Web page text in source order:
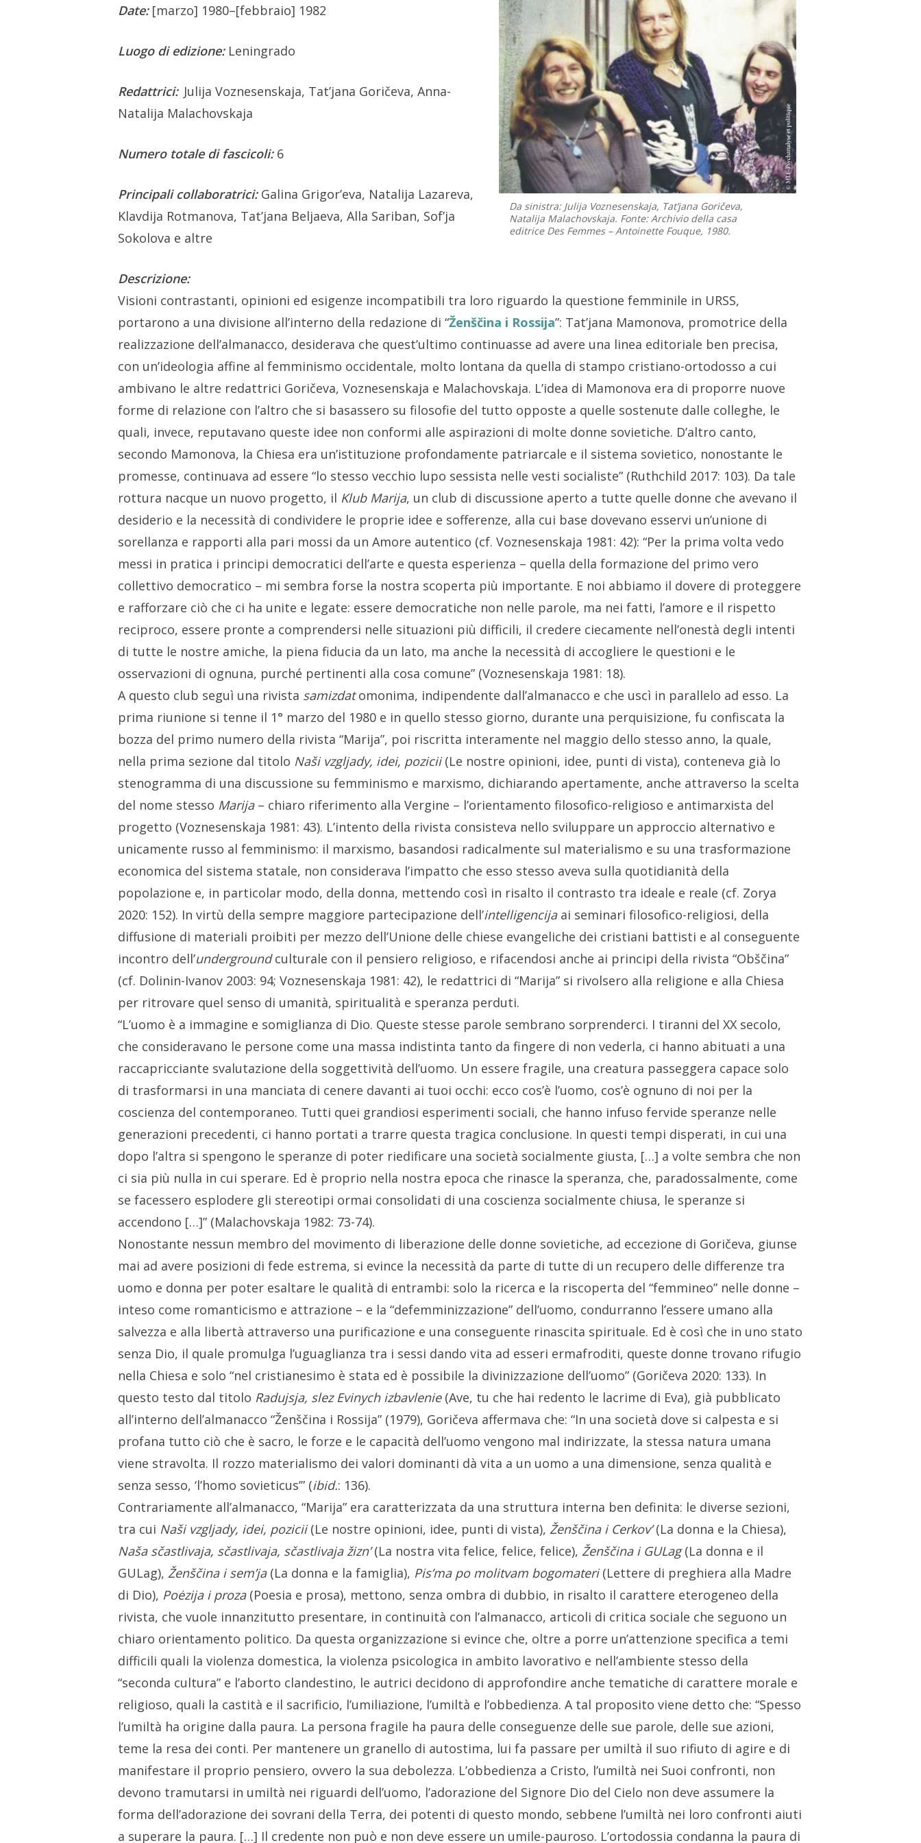
Da sinistra: Julija Voznesenskaja, Tat’jana Goričeva,
Natalija Malachovskaja. Fonte: Archivio della casa
editrice Des Femmes – Antoinette Fouque, 1980.
Date: [marzo] 1980–[febbraio] 1982
Luogo di edizione: Leningrado
Redattrici: Julija Voznesenskaja, Tat’jana Goričeva, Anna-
Natalija Malachovskaja
Numero totale di fascicoli: 6
Principali collaboratrici: Galina Grigor’eva, Natalija Lazareva,
Klavdija Rotmanova, Tat’jana Beljaeva, Alla Sariban, Sof’ja
Sokolova e altre
Descrizione:
Visioni contrastanti, opinioni ed esigenze incompatibili tra loro riguardo la questione femminile in URSS,
portarono a una divisione all’interno della redazione di “Ženščina i Rossija”: Tat’jana Mamonova, promotrice della
realizzazione dell’almanacco, desiderava che quest’ultimo continuasse ad avere una linea editoriale ben precisa,
con un’ideologia affine al femminismo occidentale, molto lontana da quella di stampo cristiano-ortodosso a cui
ambivano le altre redattrici Goričeva, Voznesenskaja e Malachovskaja. L’idea di Mamonova era di proporre nuove
forme di relazione con l’altro che si basassero su filosofie del tutto opposte a quelle sostenute dalle colleghe, le
quali, invece, reputavano queste idee non conformi alle aspirazioni di molte donne sovietiche. D’altro canto,
secondo Mamonova, la Chiesa era un’istituzione profondamente patriarcale e il sistema sovietico, nonostante le
promesse, continuava ad essere “lo stesso vecchio lupo sessista nelle vesti socialiste” (Ruthchild 2017: 103). Da tale
rottura nacque un nuovo progetto, il Klub Marija, un club di discussione aperto a tutte quelle donne che avevano il
desiderio e la necessità di condividere le proprie idee e sofferenze, alla cui base dovevano esservi un’unione di
sorellanza e rapporti alla pari mossi da un Amore autentico (cf. Voznesenskaja 1981: 42): “Per la prima volta vedo
messi in pratica i principi democratici dell’arte e questa esperienza – quella della formazione del primo vero
collettivo democratico – mi sembra forse la nostra scoperta più importante. E noi abbiamo il dovere di proteggere
e rafforzare ciò che ci ha unite e legate: essere democratiche non nelle parole, ma nei fatti, l’amore e il rispetto
reciproco, essere pronte a comprendersi nelle situazioni più difficili, il credere ciecamente nell’onestà degli intenti
di tutte le nostre amiche, la piena fiducia da un lato, ma anche la necessità di accogliere le questioni e le
osservazioni di ognuna, purché pertinenti alla cosa comune” (Voznesenskaja 1981: 18).
A questo club seguì una rivista samizdatomonima, indipendente dall’almanacco e che uscì in parallelo ad esso. La
prima riunione si tenne il 1° marzo del 1980 e in quello stesso giorno, durante una perquisizione, fu confiscata la
bozza del primo numero della rivista “Marija”, poi riscritta interamente nel maggio dello stesso anno, la quale,
nella prima sezione dal titolo Naši vzgljady, idei, pozicii(Le nostre opinioni, idee, punti di vista), conteneva già lo
stenogramma di una discussione su femminismo e marxismo, dichiarando apertamente, anche attraverso la scelta
del nome stesso Marija– chiaro riferimento alla Vergine – l’orientamento filosofico-religioso e antimarxista del
progetto (Voznesenskaja 1981: 43). L’intento della rivista consisteva nello sviluppare un approccio alternativo e
unicamente russo al femminismo: il marxismo, basandosi radicalmente sul materialismo e su una trasformazione
economica del sistema statale, non considerava l’impatto che esso stesso aveva sulla quotidianità della
popolazione e, in particolar modo, della donna, mettendo così in risalto il contrasto tra ideale e reale (cf. Zorya
2020: 152). In virtù della sempre maggiore partecipazione dell’intelligencijaai seminari filosofico-religiosi, della
diffusione di materiali proibiti per mezzo dell’Unione delle chiese evangeliche dei cristiani battisti e al conseguente
incontro dell’underground culturale con il pensiero religioso, e rifacendosi anche ai principi della rivista “Obščina”
(cf. Dolinin-Ivanov 2003: 94; Voznesenskaja 1981: 42), le redattrici di “Marija” si rivolsero alla religione e alla Chiesa
per ritrovare quel senso di umanità, spiritualità e speranza perduti.
“L’uomo è a immagine e somiglianza di Dio. Queste stesse parole sembrano sorprenderci. I tiranni del XX secolo,
che consideravano le persone come una massa indistinta tanto da fingere di non vederla, ci hanno abituati a una
raccapricciante svalutazione della soggettività dell’uomo. Un essere fragile, una creatura passeggera capace solo
di trasformarsi in una manciata di cenere davanti ai tuoi occhi: ecco cos’è l’uomo, cos’è ognuno di noi per la
coscienza del contemporaneo. Tutti quei grandiosi esperimenti sociali, che hanno infuso fervide speranze nelle
generazioni precedenti, ci hanno portati a trarre questa tragica conclusione. In questi tempi disperati, in cui una
dopo l’altra si spengono le speranze di poter riedificare una società socialmente giusta, […] a volte sembra che non
ci sia più nulla in cui sperare. Ed è proprio nella nostra epoca che rinasce la speranza, che, paradossalmente, come
se facessero esplodere gli stereotipi ormai consolidati di una coscienza socialmente chiusa, le speranze si
accendono […]” (Malachovskaja 1982: 73-74).
Nonostante nessun membro del movimento di liberazione delle donne sovietiche, ad eccezione di Goričeva, giunse
mai ad avere posizioni di fede estrema, si evince la necessità da parte di tutte di un recupero delle differenze tra
uomo e donna per poter esaltare le qualità di entrambi: solo la ricerca e la riscoperta del “femmineo” nelle donne –
inteso come romanticismo e attrazione – e la “defemminizzazione” dell’uomo, condurranno l’essere umano alla
salvezza e alla libertà attraverso una purificazione e una conseguente rinascita spirituale. Ed è così che in uno stato
senza Dio, il quale promulga l’uguaglianza tra i sessi dando vita ad esseri ermafroditi, queste donne trovano rifugio
nella Chiesa e solo “nel cristianesimo è stata ed è possibile la divinizzazione dell’uomo” (Goričeva 2020: 133). In
questo testo dal titolo Radujsja, slez Evinych izbavlenie(Ave, tu che hai redento le lacrime di Eva), già pubblicato
all’interno dell’almanacco “Ženščina i Rossija” (1979), Goričeva affermava che:“In una società dove si calpesta e si
profana tutto ciò che è sacro, le forze e le capacità dell’uomo vengono mal indirizzate, la stessa natura umana
viene stravolta. Il rozzo materialismo dei valori dominanti dà vita a un uomo a una dimensione, senza qualità e
senza sesso, ‘l’homo sovieticus’” (ibid.: 136).
Contrariamente all’almanacco, “Marija” era caratterizzata da una struttura interna ben definita: le diverse sezioni,
tra cui Naši vzgljady, idei, pozicii(Le nostre opinioni, idee, punti di vista),Ženščina i Cerkov’ (La donna e la Chiesa),
Naša sčastlivaja, sčastlivaja, sčastlivaja žizn’(La nostra vita felice, felice, felice),Ženščina i GULag (La donna e il
GULag),Ženščina i sem’ja(La donna e la famiglia), Pis’ma po molitvam bogomateri(Lettere di preghiera alla Madre
di Dio), Poėzija i proza (Poesia e prosa), mettono, senza ombra di dubbio, in risalto il carattere eterogeneo della
rivista, che vuole innanzitutto presentare, in continuità con l’almanacco, articoli di critica sociale che seguono un
chiaro orientamento politico. Da questa organizzazione si evince che, oltre a porre un’attenzione specifica a temi
difficili quali la violenza domestica, la violenza psicologica in ambito lavorativo e nell’ambiente stesso della
“seconda cultura” e l’aborto clandestino, le autrici decidono di approfondire anche tematiche di carattere morale e
religioso, quali la castità e il sacrificio, l’umiliazione, l’umiltà e l’obbedienza. A tal proposito viene detto che:“Spesso
l’umiltà ha origine dalla paura. La persona fragile ha paura delle conseguenze delle sue parole, delle sue azioni,
teme la resa dei conti. Per mantenere un granello di autostima, lui fa passare per umiltà il suo rifiuto di agire e di
manifestare il proprio pensiero, ovvero la sua debolezza. L’obbedienza a Cristo, l’umiltà nei Suoi confronti, non
devono tramutarsi in umiltà nei riguardi dell’uomo, l’adorazione del Signore Dio del Cielo non deve assumere la
forma dell’adorazione dei sovrani della Terra, dei potenti di questo mondo, sebbene l’umiltà nei loro confronti aiuti
a superare la paura. […] Il credente non può e non deve essere un umile-pauroso. L’ortodossia condanna la paura di